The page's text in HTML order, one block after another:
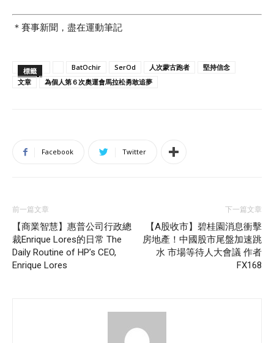
＊賽事新聞，盡在運動筆記
標籤 BatOchir SerOd 人次蒙古跑者
堅持信念
文章
為個人第６次奧運會馬拉松勇敢追夢
Facebook Twitter
前一篇文章
【商業智慧】惠普公司行政總
裁Enrique Lores的日常 The
Daily Routine of HP’s CEO,
Enrique Lores
下一篇文章
【A股收市】碧桂園消息衝擊
房地產！中國股市尾盤加速跳
水 市場等待人大會議 作者
FX168